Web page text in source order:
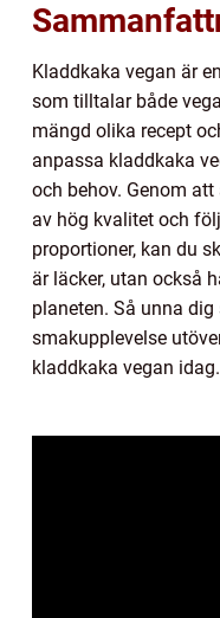
Kladdkaka vegan är
som tilltalar både
mängd olika recept
anpassa kladdkaka
och behov. Genom
av hög kvalitet och
proportioner, kan du
är läcker, utan också
planeten. Så unna
smakupplevelse
kladdkaka vegan idag.